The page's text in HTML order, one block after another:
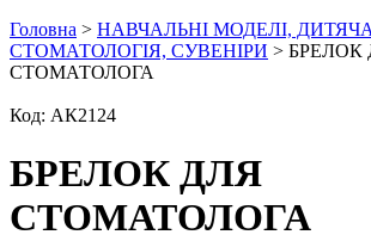
Головна > НАВЧАЛЬНІ МОДЕЛІ, ДИТЯЧА
СТОМАТОЛОГІЯ, СУВЕНІРИ > БРЕЛОК
СТОМАТОЛОГА
Код: АК2124
БРЕЛОК ДЛЯ
СТОМАТОЛОГА